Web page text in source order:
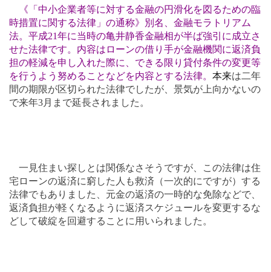
《「中小企業者等に対する金融の円滑化を図るための臨
時措置に関する法律」の通称》別名、金融モラトリアム
法。平成21年に当時の亀井静香金融相が半ば強引に成立さ
せた法律です。内容はローンの借り手が金融機関に返済負
担の軽減を申し入れた際に、できる限り貸付条件の変更等
を行うよう努めることなどを内容とする法律。 本来は二年
間の期限が区切られた法律でしたが、景気が上向かないの
で来年3月まで延長されました。
一見住まい探しとは関係なさそうですが、この法律は住
宅ローンの返済に窮した人も救済（一次的にですが）する
法律でもありました、元金の返済の一時的な免除などで、
返済負担が軽くなるように返済スケジュールを変更するな
どして破綻を回避することに用いられました。